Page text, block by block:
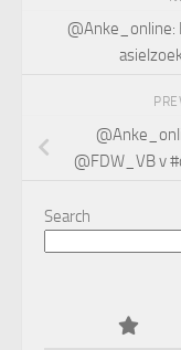
@Anke_online:
@FDW_VB v
Search